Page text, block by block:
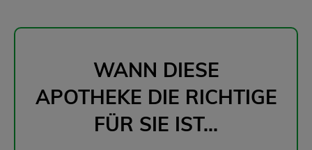
WANN DIESE
APOTHEKE DIE RICHTIGE
FÜR SIE IST...